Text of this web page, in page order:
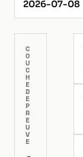
2026-07-08
C
O
U
C
H
E
D
E
P
R
E
U
V
E